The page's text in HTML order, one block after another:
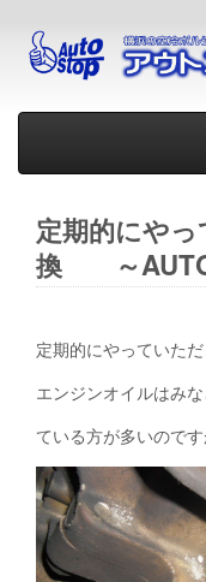
定期的にや
換 ～
定期的にやっていただ
エンジンオイルはみ
ている方が多いので